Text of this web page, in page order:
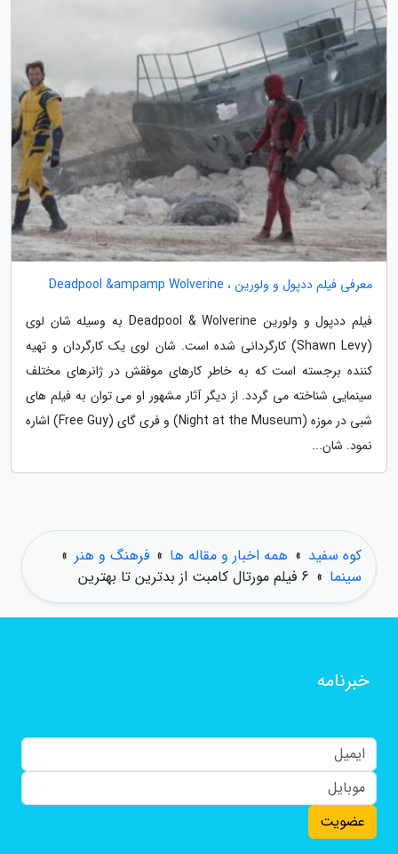
معرفی فیلم ددپول و ولورین ، Deadpool &ampamp Wolverine
فیلم ددپول و ولورین Deadpool & Wolverine به وسیله شان لوی
(Shawn Levy) کارگردانی شده است. شان لوی یک کارگردان و تهیه
کننده برجسته است که به خاطر کارهای موفقش در ژانرهای مختلف
سینمایی شناخته می گردد. از دیگر آثار مشهور او می توان به فیلم های
شبی در موزه (Night at the Museum) و فری گای (Free Guy) اشاره
نمود. شان...
کوه سفید » همه اخبار و مقاله ها » فرهنگ و هنر »
سینما » 6 فیلم مورتال کامبت از بدترین تا بهترین
خبرنامه
عضویت